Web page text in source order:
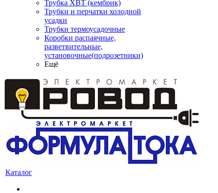
Трубка ХВТ (кембрик)
Трубки и перчатки холодной
усадки
Трубки термоусадочные
Коробки распаячные,
разветвительные,
установочные(подрозетники)
Ещё
Каталог